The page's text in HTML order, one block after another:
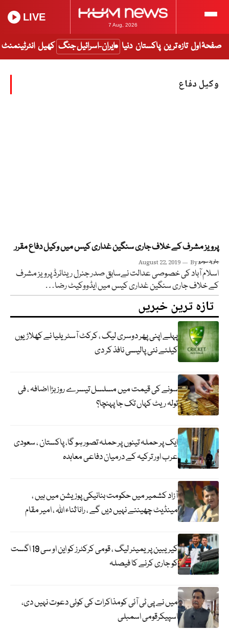
7 Aug, 2026
LIVE
صفحۂ اول تازہ ترین پاکستان دنیا ایران-اسرائیل جنگ کھیل انٹرٹینمنٹ
وکیل دفاع
پرویز مشرف کے خلاف جاری سنگین غداری کیس میں وکیل دفاع مقرر
August 22, 2019 Byجاوید سومرو
اسلام آباد کی خصوصی عدالت نےسابق صدر جنرل ریٹائرڈ پرویز مشرف
کے خلاف جاری سنگین غداری کیس میں ایڈووکیٹ رضا…
تازہ ترین خبریں
پہلے اپنی پھر دوسری لیگ ، کرکٹ آسٹریلیا نے کھلاڑیوں
کیلئے نئی پالیسی نافذ کر دی
سونے کی قیمت میں مسلسل تیسرے روز بڑا اضافہ ، فی
تولہ ریٹ کہاں تک جا پہنچا؟
ایک پر حملہ تینوں پر حملہ تصور ہو گا، پاکستان ، سعودی
عرب اور ترکیہ کے درمیان دفاعی معاہدہ
آزاد کشمیر میں حکومت بنانیکی پوزیشن میں ہیں ،
مینڈیٹ چھیننے نہیں دیں گے ، رانا ثناء اللہ ، امیر مقام
کیریبین پریمیئر لیگ ، قومی کرکٹرز کو این او سی 19 اگست
کو جاری کرنے کا فیصلہ
میں نے پی ٹی آئی کومذاکرات کی کوئی دعوت نہیں دی،
اسپیکرقومی اسمبلی